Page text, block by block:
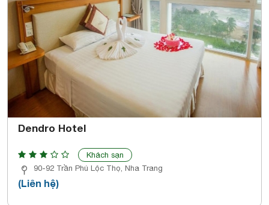
Dendro Hotel
Khách sạn
90-92 Trần Phú Lộc Thọ, Nha Trang
(Liên hệ)